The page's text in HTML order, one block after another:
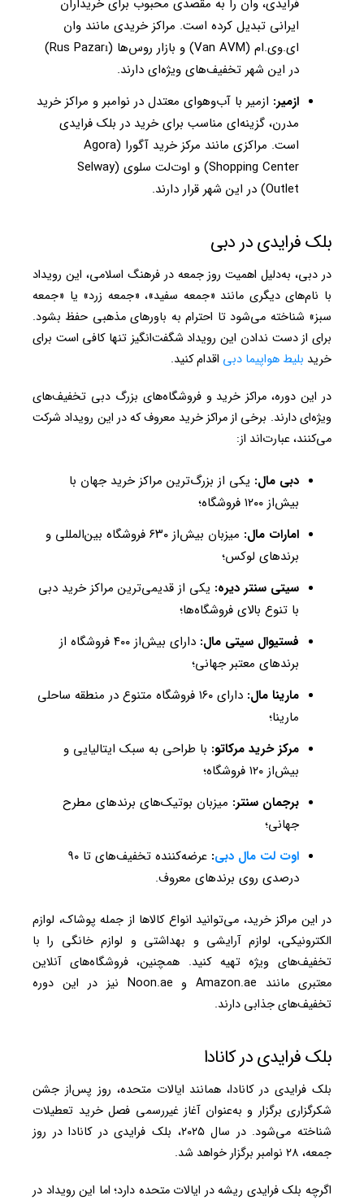
ایرانی تبدیل کرده است. مراکز خریدی مانند وان
ای.وی.ام (Van AVM) و بازار روس‌ها (Rus Pazarı)
در این شهر تخفیف‌های ویژه‌ای دارند.
ازمیر: ازمیر با آب‌وهوای معتدل در نوامبر و مراکز خرید
مدرن، گزینه‌ای مناسب برای خرید در بلک فرایدی
است. مراکزی مانند مرکز خرید آگورا (Agora
Shopping Center) و اوت‌لت سلوی (Selway
Outlet) در این شهر قرار دارند.
بلک فرایدی در دبی
در دبی، به‌دلیل اهمیت روز جمعه در فرهنگ اسلامی، این رویداد
با نام‌های دیگری مانند «جمعه سفید»، «جمعه زرد» یا «جمعه
سبز» شناخته می‌شود تا احترام به باورهای مذهبی حفظ بشود.
برای از دست ندادن این رویداد شگفت‌انگیز تنها کافی است برای
خرید بلیط هواپیما دبی اقدام کنید.
در این دوره، مراکز خرید و فروشگاه‌های بزرگ دبی تخفیف‌های
ویژه‌ای دارند. برخی از مراکز خرید معروف که در این رویداد شرکت
می‌کنند، عبارت‌اند از:
دبی مال: یکی از بزرگ‌ترین مراکز خرید جهان با
بیش‌از ۱۲۰۰ فروشگاه؛
امارات مال:
میزبان بیش‌از ۶۳۰ فروشگاه بین‌المللی و
برندهای لوکس؛
سیتی سنتر دیره: یکی از قدیمی‌ترین مراکز خرید دبی
با تنوع بالای فروشگاه‌ها؛
فستیوال سیتی مال:
دارای بیش‌از ۴۰۰ فروشگاه از
برندهای معتبر جهانی؛
مارینا مال:
دارای ۱۶۰ فروشگاه متنوع در منطقه ساحلی
مارینا؛
مرکز خرید مرکاتو: با طراحی به سبک ایتالیایی و
بیش‌از ۱۲۰ فروشگاه؛
برجمان سنتر: میزبان بوتیک‌های برندهای مطرح
جهانی؛
اوت لت مال دبی:
عرضه‌کننده تخفیف‌های تا ۹۰
درصدی روی برندهای معروف.
در این مراکز خرید، می‌توانید انواع کالاها از جمله پوشاک، لوازم
الکترونیکی، لوازم آرایشی و بهداشتی و لوازم خانگی را با
تخفیف‌های ویژه تهیه کنید. همچنین، فروشگاه‌های آنلاین
معتبری مانند Amazon.ae و Noon.ae نیز در این دوره
تخفیف‌های جذابی دارند.
بلک فرایدی در کانادا
بلک فرایدی در کانادا، همانند ایالات متحده، روز پس‌از جشن
شکرگزاری برگزار و به‌عنوان آغاز غیررسمی فصل خرید تعطیلات
شناخته می‌شود.
در سال ۲۰۲۵، بلک فرایدی در کانادا در روز
جمعه، ۲۸ نوامبر برگزار خواهد شد.
اگرچه بلک فرایدی ریشه در ایالات متحده دارد؛ اما این رویداد در